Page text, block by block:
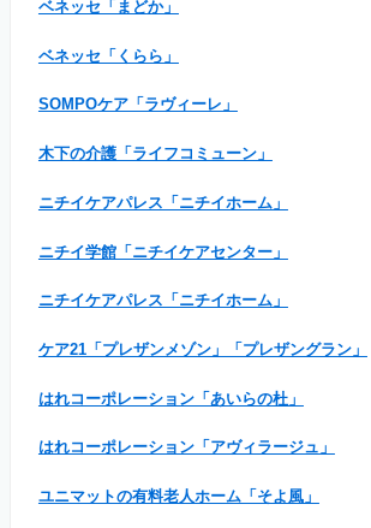
ベネッセ「まどか」
ベネッセ「くらら」
SOMPOケア「ラヴィーレ」
木下の介護「ライフコミューン」
ニチイケアパレス「ニチイホーム」
ニチイ学館「ニチイケアセンター」
ニチイケアパレス「ニチイホーム」
ケア21「プレザンメゾン」「プレザングラン」
はれコーポレーション「あいらの杜」
はれコーポレーション「アヴィラージュ」
ユニマットの有料老人ホーム「そよ風」